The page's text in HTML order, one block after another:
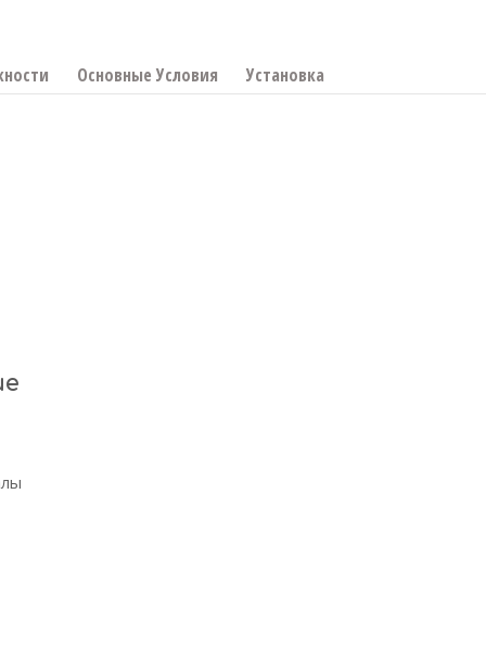
Основные Условия Установка